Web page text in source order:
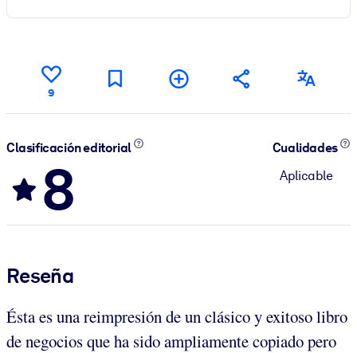
9
Clasificación editorial
8
Cualidades
Aplicable
Reseña
Ésta es una reimpresión de un clásico y exitoso libro
de negocios que ha sido ampliamente copiado pero